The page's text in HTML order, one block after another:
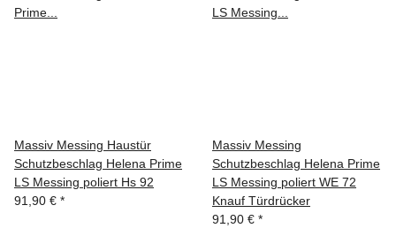
Massiv Messing Haustür
Schutzbeschlag Helena Prime
LS Messing poliert Hs 92
91,90 € *
Massiv Messing
Schutzbeschlag Helena Prime
LS Messing poliert WE 72
Knauf Türdrücker
91,90 € *